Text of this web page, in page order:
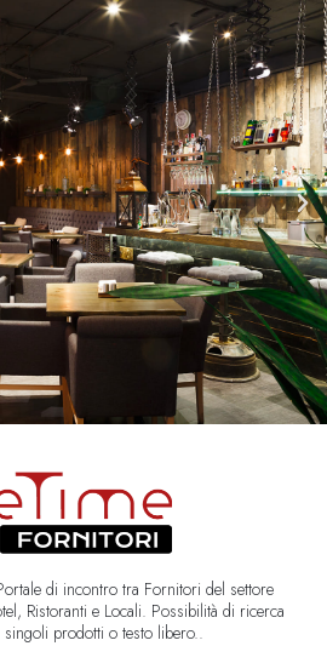
di incontro tra Fornitori del settore
Ristoranti e Locali. Possibilità di ricerca
prodotti o testo libero..